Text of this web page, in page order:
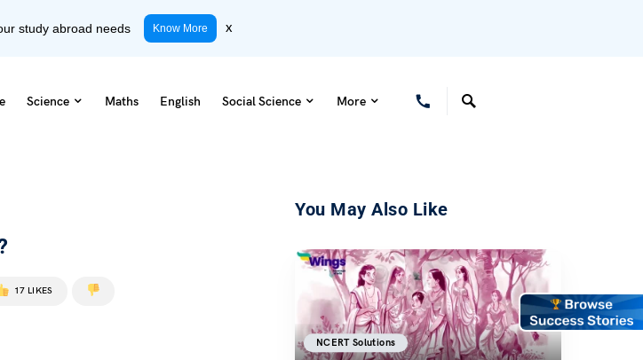
study abroad needs Know More x
Science Maths English Social Science More
17 LIKES
You May Also Like
NCERT Solutions